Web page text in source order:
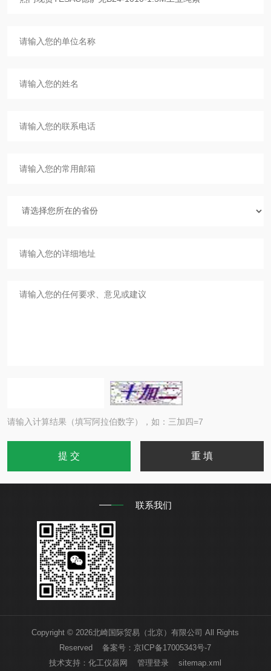
请输入计算结果（填写阿拉伯数字），如：三加四=7
联系我们
Copyright © 2026北崎国际贸易（北京）有限公司 All Rights
Reserved 备案号：京ICP备17005343号-7
技术支持：化工仪器网 管理登录 sitemap.xml